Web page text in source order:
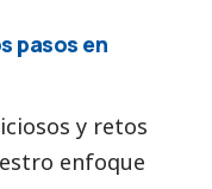
pasos en
y retos
enfoque